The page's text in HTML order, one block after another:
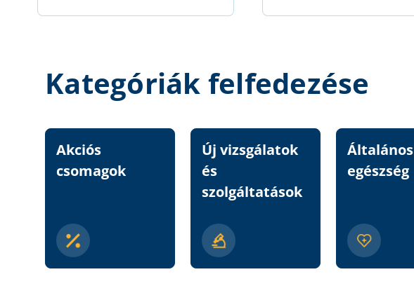
Kategóriák felfedezése
Akciós
csomagok
Új vizsgálatok
és
szolgáltatások
Általános
egészség